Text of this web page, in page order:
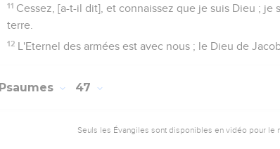
11 Cessez, [a-t-il dit], et connaissez que je suis Dieu ;
terre.
12 L'Eternel des armées est avec nous ; le Dieu de
Psaumes 47
Seuls les Évangiles sont disponibles en vidéo pour le